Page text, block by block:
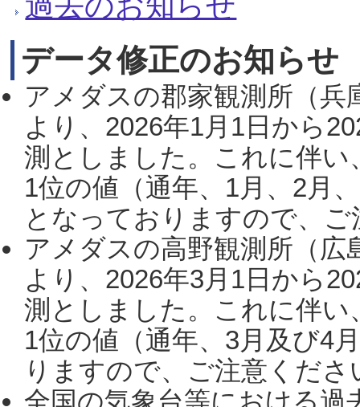
データ修正のお知らせ
アメダスの郡家観測所（
より、2026年1月1日から
測としました。これに伴い
1位の値（通年、1月、2月
となっておりますので、
アメダスの高野観測所（
より、2026年3月1日から
測としました。これに伴い
1位の値（通年、3月及び4
りますので、ご注意くだ
全国の気象台等における過